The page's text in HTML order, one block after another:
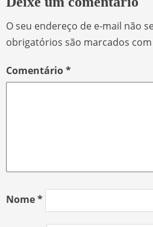
O seu endereço de e-mail não
obrigatórios são marcados com
Comentário*
Nome*